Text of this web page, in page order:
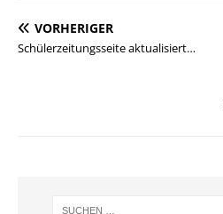
VORHERIGER
Schülerzeitungsseite aktualisiert…